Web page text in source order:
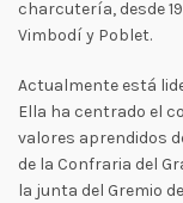
charcutería, desde
Vimbodí y Poblet.
Actualmente está
Ella ha centrado el
valores aprendidos
de la Confraria del
la junta del Gremio